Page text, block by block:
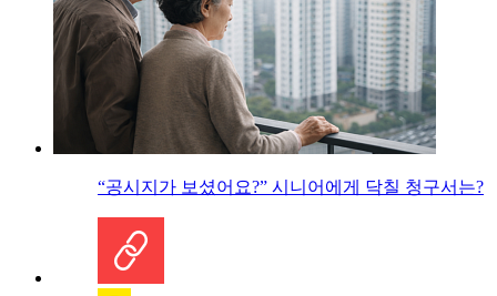
“공시지가 보셨어요?” 시니어에게 닥칠 청구서는?